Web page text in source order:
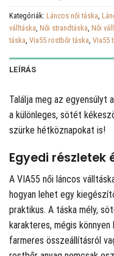
Kategóriák: Láncos női táska,
válltáska, Női strandtáska, Női
táska, Via55 rostbőr táska, Via55
LEÍRÁS
Találja meg az
a különleges, sötét
szürke hétköznapokat is!
Egyedi
A VIA55 női láncos
hogyan lehet egy
praktikus. A táska mély,
karakteres, mégis
farmeres összeállításról